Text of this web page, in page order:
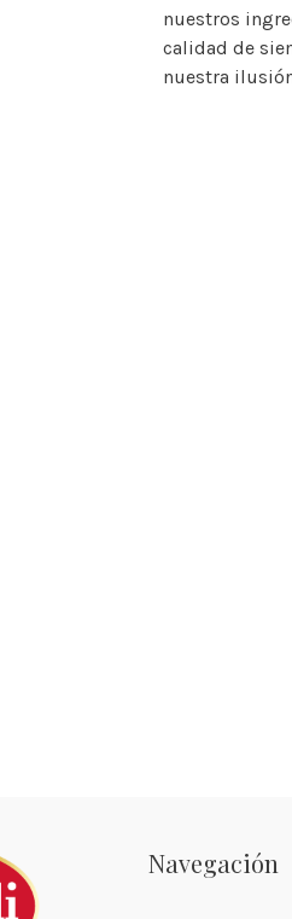
nuestros
calidad de
nuestra
Navegación